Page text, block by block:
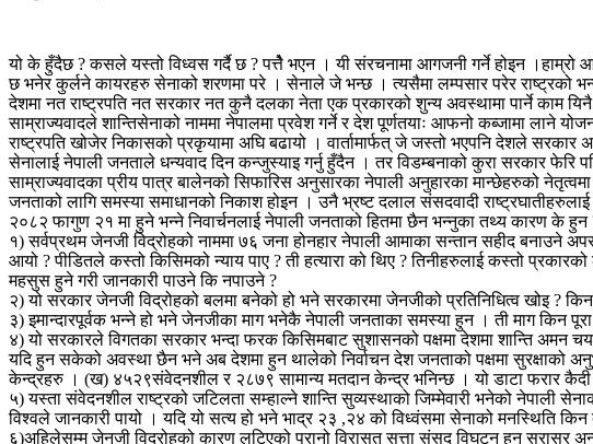
यो के हुँदैछ ? कसले यस्तो विध्वस गर्दै छ ? पत्तैे भएन । यी संरचनामा आगजनी गर्ने होइन ।हाम्रो
छ भनेर कुर्लने कायरहरु सेनाको शरणमा परे । सेनाले जे भन्छ । त्यसैमा लम्पसार परेर राष्ट्रको
देशमा नत राष्ट्रपति नत सरकार नत कुनै दलका नेता एक प्रकारको शुन्य अवस्थामा पार्ने काम यिनै
साम्राज्यवादले शान्तिसेनाको नाममा नेपालमा प्रवेश गर्ने र देश पूर्णतयाः आफनो कब्जामा लाने
राष्ट्रपति खोजेर निकासको प्रकृयामा अघि बढायो । वार्तामार्फत् जे जस्तो भएपनि देशले
सेनालाई नेपाली जनताले धन्यवाद दिन कन्जुस्याइ गर्नु हुँदैन । तर विडम्बनाको कुरा सरकार फेरि
साम्राज्यवादका प्रीय पात्र बालेनको सिफारिस अनुसारका नेपाली अनुहारका मान्छेहरुको
जनताको लागि समस्या समाधानको निकाश होइन । उनै भ्रष्ट दलाल संसदवादी
२०८२ फागुण २१ मा हुने भन्ने निवार्चनलाई नेपाली जनताको हितमा छैन भन्नुका तथ्य कारण के हुन
१) सर्वप्रथम जेनजी विद्रोहको नाममा ७६ जना होनहार नेपाली आमाका सन्तान सहीद बनाउने
आयो ? पीडितले कस्तो किसिमको न्याय पाए ? ती हत्यारा को थिए ? तिनीहरुलाई कस्तो
महसुस हुने गरी जानकारी पाउने कि नपाउने ?
२) यो सरकार जेनजी विद्रोहको बलमा बनेको हो भने सरकारमा जेनजीको प्रतिनिधित्व खोइ ?
३) इमान्दारपूर्वक भन्ने हो भने जेनजीका माग भनेकै नेपाली जनताका समस्या हुन । ती माग किन
४) यो सरकारले विगतका सरकार भन्दा फरक किसिमबाट सुशासनको पक्षमा देशमा शान्ति अमन
यदि हुन सकेको अवस्था छैन भने अब देशमा हुन थालेको निर्वाचन देश जनताको पक्षमा सुरक्षाको
केन्द्रहरु । (ख) ४५२९संवेदनशील र २८७९ सामान्य मतदान केन्द्र भनिन्छ । यो डाटा फरार
५) यस्ता संवेदनशील राष्ट्रको जटिलता सम्हाल्ने शान्ति सुव्यस्थाको जिम्मेवारी भनेको
विश्वले जानकारी पायो । यदि यो सत्य हो भने भाद्र २३ ,२४ को विध्वंसमा सेनाको मनस्थिति किन
६)अहिलेसम्म जेनजी विद्रोहको कारण लुटिएको पुरानो विरासत सत्ता संसद विघटन हुनु सरासर